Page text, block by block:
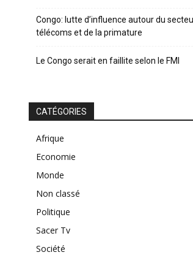
Congo: lutte d’influence autour du
télécoms et de la primature
Le Congo serait en faillite selon le FMI
CATÉGORIES
Afrique
Economie
Monde
Non classé
Politique
Sacer Tv
Société